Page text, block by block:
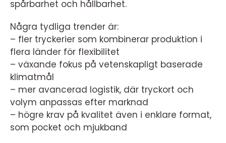
spårbarhet och hållbarhet.
Några tydliga trender är:
– fler tryckerier som kombinerar produktion i
flera länder för flexibilitet
– växande fokus på vetenskapligt baserade
klimatmål
– mer avancerad logistik, där tryckort och
volym anpassas efter marknad
– högre krav på kvalitet även i enklare format,
som pocket och mjukband